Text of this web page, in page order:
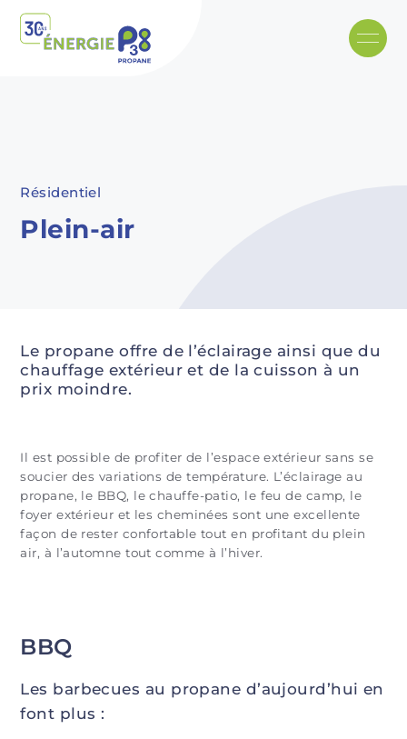
Skip to main content
Résidentiel
Plein-air
Le propane offre de l’éclairage ainsi que du
chauffage extérieur et de la cuisson à un
prix moindre.
Il est possible de profiter de l’espace extérieur sans se
soucier des variations de température. L’éclairage au
propane, le BBQ, le chauffe-patio, le feu de camp, le
foyer extérieur et les cheminées sont une excellente
façon de rester confortable tout en profitant du plein
air, à l’automne tout comme à l’hiver.
BBQ
Les barbecues au propane d’aujourd’hui en
font plus :